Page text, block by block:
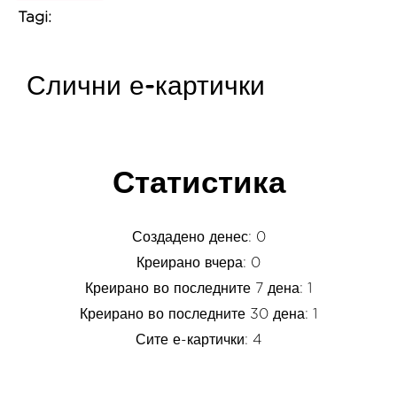
Tagi:
Слични е-картички
Статистика
Создадено денес: 0
Креирано вчера: 0
Креирано во последните 7 дена: 1
Креирано во последните 30 дена: 1
Сите е-картички: 4